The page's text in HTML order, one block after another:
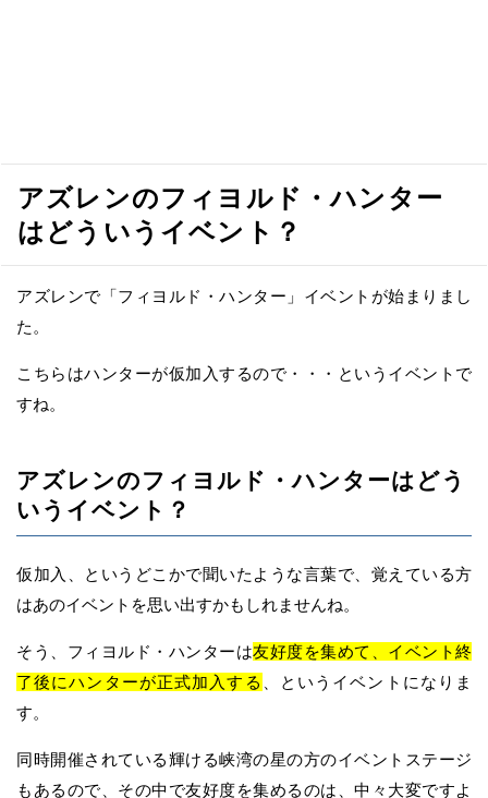
アズレンのフィヨルド・ハンター
はどういうイベント？
アズレンで「フィヨルド・ハンター」イベントが始まりまし
た。
こちらはハンターが仮加入するので・・・というイベントで
すね。
アズレンのフィヨルド・ハンターはどう
いうイベント？
仮加入、というどこかで聞いたような言葉で、覚えている方
はあのイベントを思い出すかもしれませんね。
そう、フィヨルド・ハンターは友好度を集めて、イベント終
了後にハンターが正式加入する
、というイベントになりま
す。
同時開催されている輝ける峡湾の星の方のイベントステージ
もあるので、その中で友好度を集めるのは、中々大変ですよ